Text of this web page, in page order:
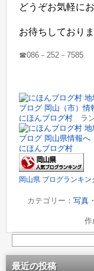
どうぞお気軽に
お待ちしておりま
☎086－252－7585
にほんブログ村 ラ
にほんブログ村
岡山県 ブログランキン
カテゴリー： 写真
作
最近の投稿